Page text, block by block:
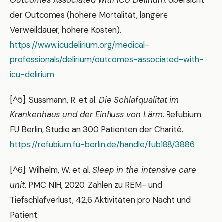
der Outcomes (höhere Mortalität, längere
Verweildauer, höhere Kosten).
https://www.icudelirium.org/medical-
professionals/delirium/outcomes-associated-with-
icu-delirium
[^5]: Sussmann, R. et al. Die Schlafqualität im
Krankenhaus und der Einfluss von Lärm. Refubium
FU Berlin, Studie an 300 Patienten der Charité.
https://refubium.fu-berlin.de/handle/fub188/3886
[^6]: Wilhelm, W. et al. Sleep in the intensive care
unit. PMC NIH, 2020. Zahlen zu REM- und
Tiefschlafverlust, 42,6 Aktivitäten pro Nacht und
Patient.